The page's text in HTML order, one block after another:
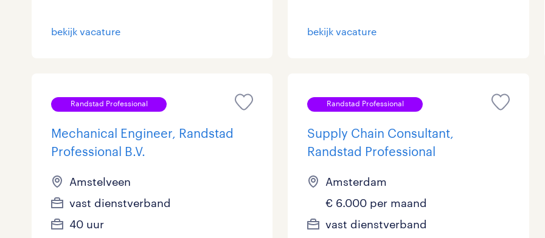
bekijk vacature bekijk vacature
Randstad Professional
Mechanical Engineer, Randstad
Professional B.V.
Amstelveen
vast dienstverband
40 uur
Randstad Professional
Supply Chain Consultant,
Randstad Professional
Amsterdam
€ 6.000 per maand
vast dienstverband